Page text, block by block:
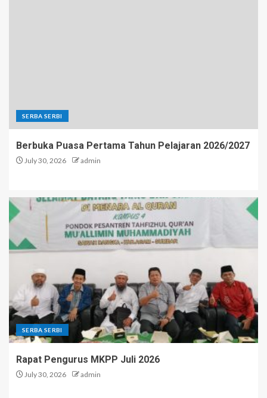
SERBA SERBI
Berbuka Puasa Pertama Tahun Pelajaran 2026/2027
July 30, 2026 admin
SERBA SERBI
Rapat Pengurus MKPP Juli 2026
July 30, 2026 admin